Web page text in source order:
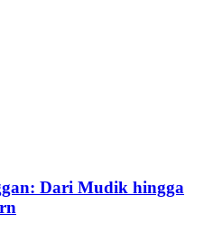
Dari Mudik hingga